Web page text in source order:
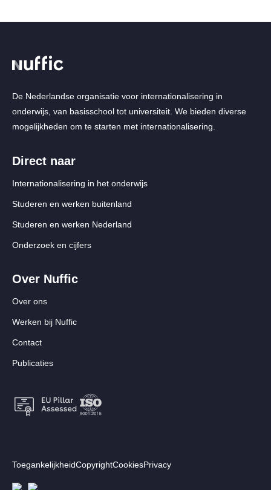
De Nederlandse organisatie voor internationalisering in
onderwijs, van basisschool tot universiteit. We bieden diverse
mogelijkheden om te starten met internationalisering.
Direct naar
Internationalisering in het onderwijs
Studeren en werken buitenland
Studeren en werken Nederland
Onderzoek en cijfers
Over Nuffic
Over ons
Werken bij Nuffic
Contact
Publicaties
Footer:
ToegankelijkheidCopyrightCookiesPrivacy